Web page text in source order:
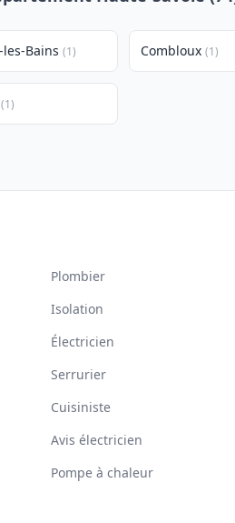
Bains (1) Combloux (1)
(1)
Plombier
Isolation
Électricien
Serrurier
Cuisiniste
Avis électricien
Pompe à chaleur